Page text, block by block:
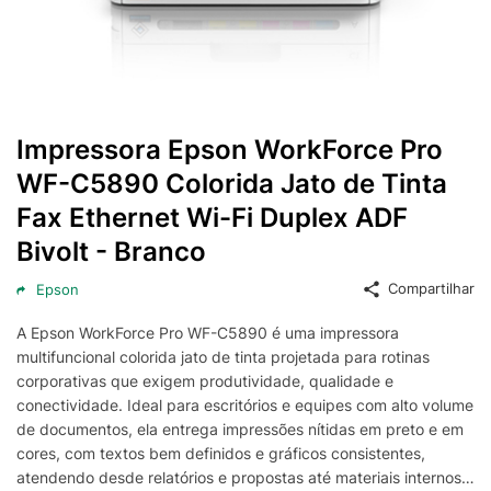
Impressora Epson WorkForce Pro
WF-C5890 Colorida Jato de Tinta
Fax Ethernet Wi-Fi Duplex ADF
Bivolt - Branco
Epson Compartilhar
A Epson WorkForce Pro WF-C5890 é uma impressora
multifuncional colorida jato de tinta projetada para rotinas
corporativas que exigem produtividade, qualidade e
conectividade. Ideal para escritórios e equipes com alto volume
de documentos, ela entrega impressões nítidas em preto e em
cores, com textos bem definidos e gráficos consistentes,
atendendo desde relatórios e propostas até materiais internos,